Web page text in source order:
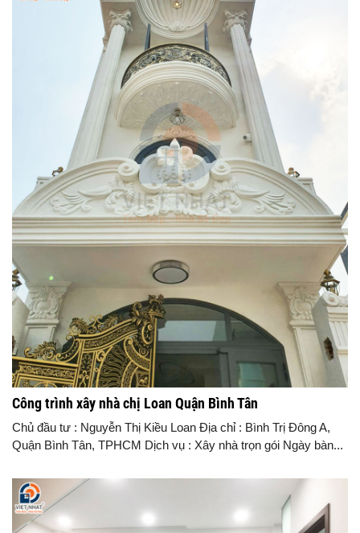
Công trình xây nhà chị Loan Quận Bình Tân
Chủ đầu tư : Nguyễn Thị Kiều Loan Địa chỉ : Bình Trị Đông A,
Quận Bình Tân, TPHCM Dịch vụ : Xây nhà trọn gói Ngày bàn...